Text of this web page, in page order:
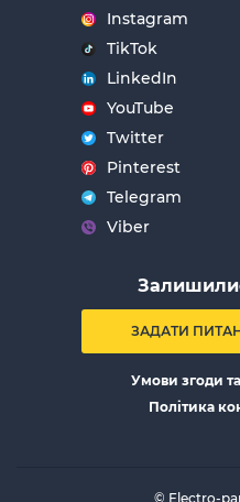
Instagram
TikTok
LinkedIn
YouTube
Twitter
Pinterest
Telegram
Viber
ЗАДАТИ
Умови згоди
Політика
© Electro-